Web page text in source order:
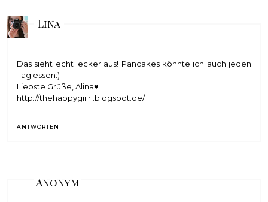
Lina
Das sieht echt lecker aus! Pancakes könnte ich auch jeden
Tag essen:)
Liebste Grüße, Alina♥
http://thehappygiiirl.blogspot.de/
ANTWORTEN
Anonym